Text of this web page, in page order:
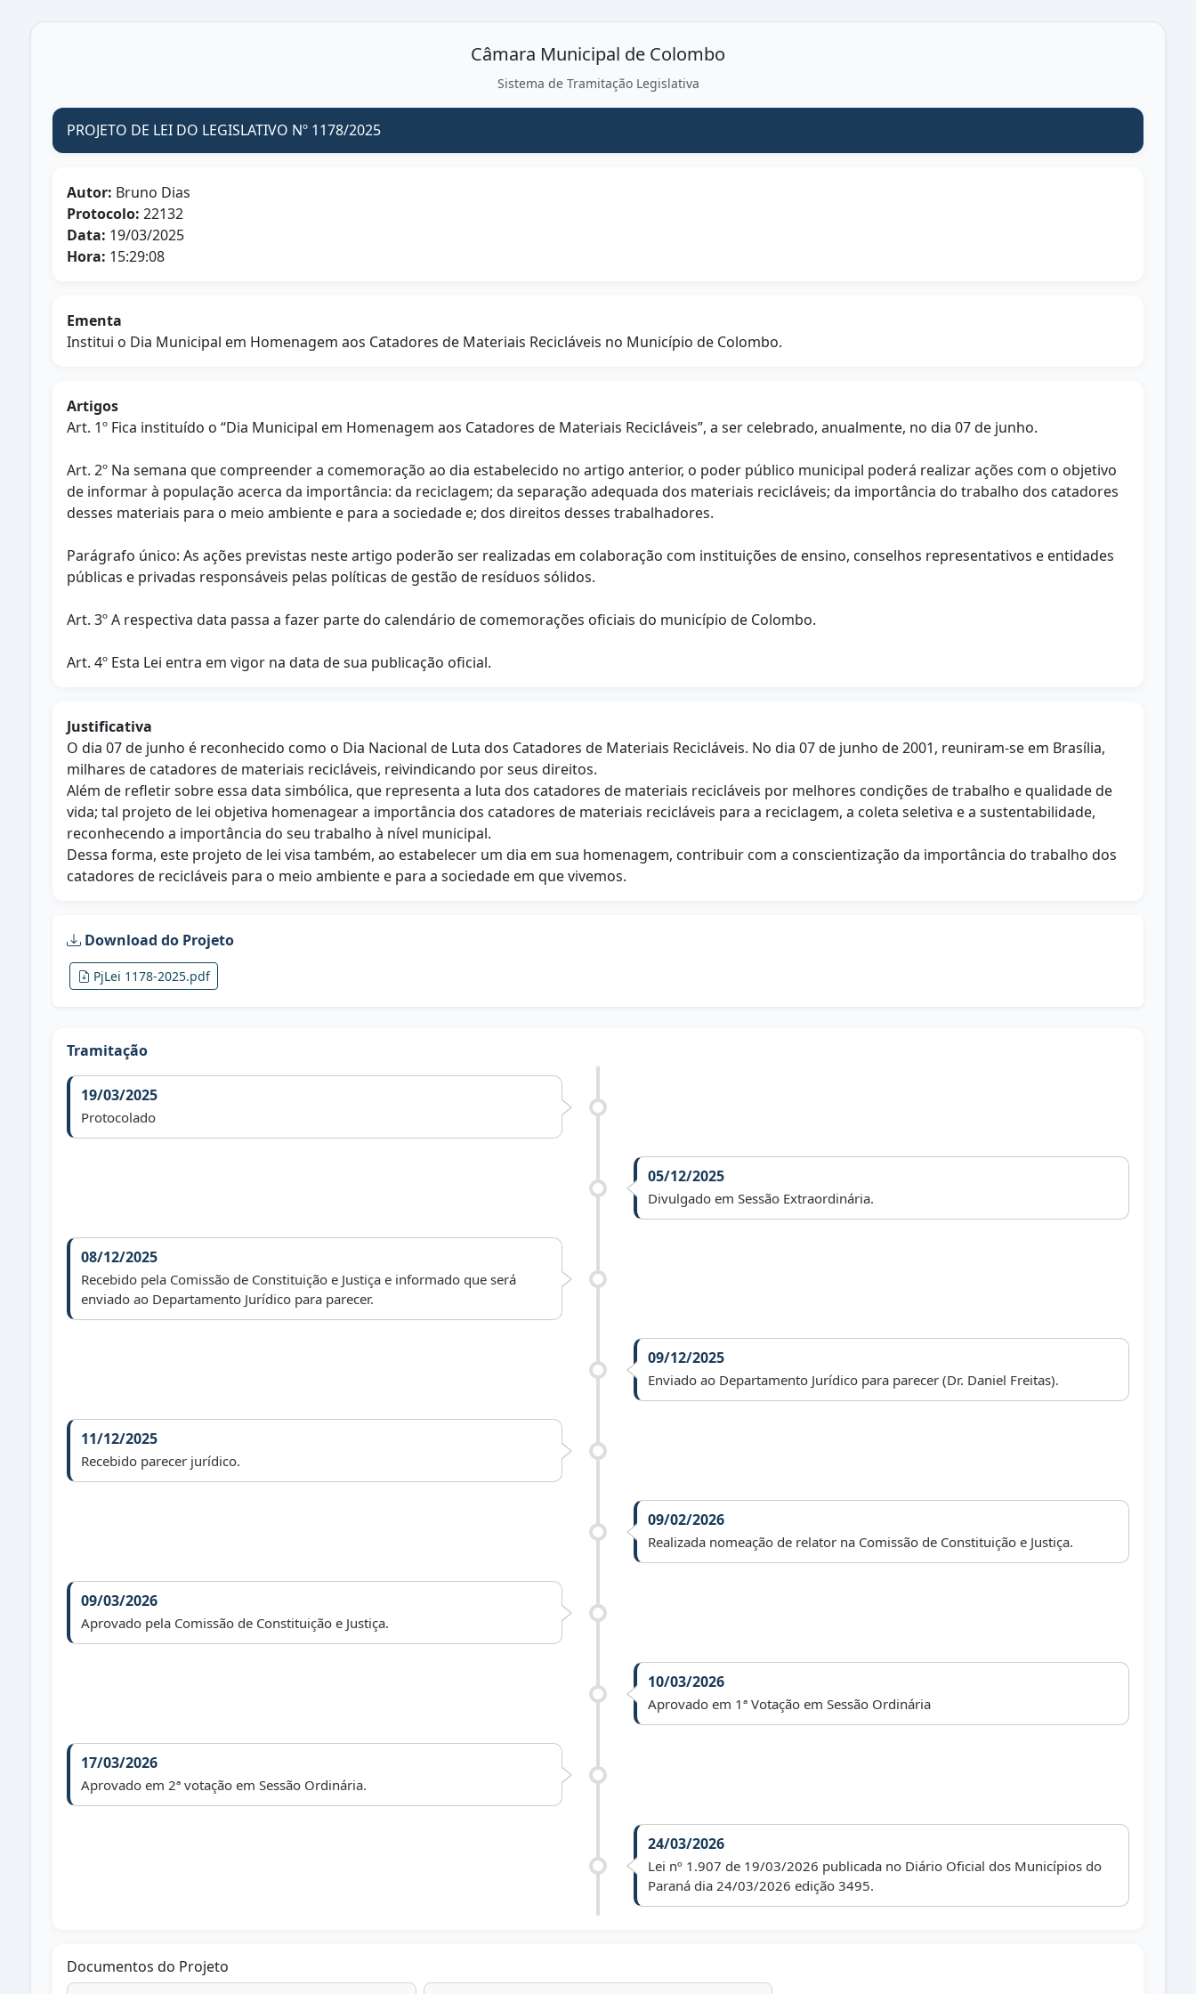
Câmara Municipal de Colombo
Sistema de Tramitação Legislativa
PROJETO DE LEI DO LEGISLATIVO Nº 1178/2025
Autor: Bruno Dias
Protocolo: 22132
Data: 19/03/2025
Hora: 15:29:08
Ementa
Institui o Dia Municipal em Homenagem aos Catadores de Materiais Recicláveis no Município de Colombo.
Artigos
Art. 1º Fica instituído o “Dia Municipal em Homenagem aos Catadores de Materiais Recicláveis”, a ser celebrado, anualmente, no dia 07 de junho.
Art. 2º Na semana que compreender a comemoração ao dia estabelecido no artigo anterior, o poder público municipal poderá realizar ações com o objetivo
de informar à população acerca da importância: da reciclagem; da separação adequada dos materiais recicláveis; da importância do trabalho dos catadores
desses materiais para o meio ambiente e para a sociedade e; dos direitos desses trabalhadores.
Parágrafo único: As ações previstas neste artigo poderão ser realizadas em colaboração com instituições de ensino, conselhos representativos e entidades
públicas e privadas responsáveis pelas políticas de gestão de resíduos sólidos.
Art. 3º A respectiva data passa a fazer parte do calendário de comemorações oficiais do município de Colombo.
Art. 4º Esta Lei entra em vigor na data de sua publicação oficial.
Justificativa
O dia 07 de junho é reconhecido como o Dia Nacional de Luta dos Catadores de Materiais Recicláveis. No dia 07 de junho de 2001, reuniram-se em Brasília,
milhares de catadores de materiais recicláveis, reivindicando por seus direitos.
Além de refletir sobre essa data simbólica, que representa a luta dos catadores de materiais recicláveis por melhores condições de trabalho e qualidade de
vida; tal projeto de lei objetiva homenagear a importância dos catadores de materiais recicláveis para a reciclagem, a coleta seletiva e a sustentabilidade,
reconhecendo a importância do seu trabalho à nível municipal.
Dessa forma, este projeto de lei visa também, ao estabelecer um dia em sua homenagem, contribuir com a conscientização da importância do trabalho dos
catadores de recicláveis para o meio ambiente e para a sociedade em que vivemos.
Download do Projeto
PjLei 1178-2025.pdf
Tramitação
19/03/2025
Protocolado
05/12/2025
Divulgado em Sessão Extraordinária.
08/12/2025
Recebido pela Comissão de Constituição e Justiça e informado que será
enviado ao Departamento Jurídico para parecer.
09/12/2025
Enviado ao Departamento Jurídico para parecer (Dr. Daniel Freitas).
11/12/2025
Recebido parecer jurídico.
09/02/2026
Realizada nomeação de relator na Comissão de Constituição e Justiça.
09/03/2026
Aprovado pela Comissão de Constituição e Justiça.
10/03/2026
Aprovado em 1ª Votação em Sessão Ordinária
17/03/2026
Aprovado em 2ª votação em Sessão Ordinária.
24/03/2026
Lei nº 1.907 de 19/03/2026 publicada no Diário Oficial dos Municípios do
Paraná dia 24/03/2026 edição 3495.
Documentos do Projeto